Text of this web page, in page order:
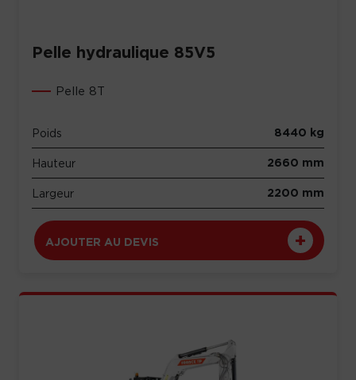
Pelle hydraulique 85V5
Pelle 8T
Poids 8440 kg
Hauteur 2660 mm
Largeur 2200 mm
AJOUTER AU DEVIS